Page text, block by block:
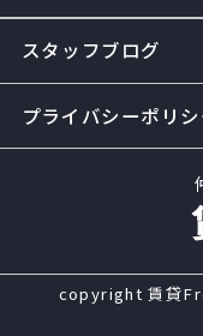
スタッフブログ
プライバシーポリシ
copyright 賃貸